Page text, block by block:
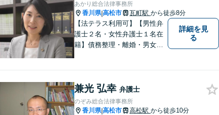
あかり総合法律事務所
香川県|高松市 瓦町駅 から徒歩8分
【法テラス利用可】【男性弁
護士２名・女性弁護士１名在
籍】債務整理・離婚・男女問
明を心がけています。早期解
決のため、まずはお気軽にご
相談ください。
詳細を見
る
兼光 弘幸 弁護士
のぞみ総合法律事務所
香川県|高松市 高松駅 から徒歩10分